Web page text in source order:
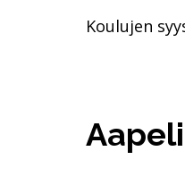
Koulujen